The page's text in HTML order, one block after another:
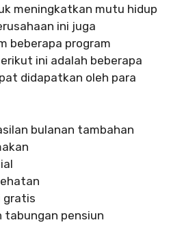
meningkatkan mutu hidup
ini juga
beberapa program
ini adalah beberapa
didapatkan oleh para
bulanan tambahan
gratis
tabungan pensiun